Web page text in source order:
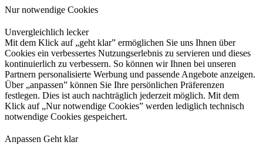
Nur notwendige Cookies
Unvergleichlich lecker
Mit dem Klick auf „geht klar” ermöglichen Sie uns Ihnen über
Cookies ein verbessertes Nutzungserlebnis zu servieren und dieses
kontinuierlich zu verbessern. So können wir Ihnen bei unseren
Partnern personalisierte Werbung und passende Angebote anzeigen.
Über „anpassen” können Sie Ihre persönlichen Präferenzen
festlegen. Dies ist auch nachträglich jederzeit möglich. Mit dem
Klick auf „Nur notwendige Cookies” werden lediglich technisch
notwendige Cookies gespeichert.
Anpassen Geht klar